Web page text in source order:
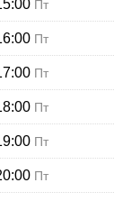
Пт
Пт
Пт
Пт
Пт
Пт